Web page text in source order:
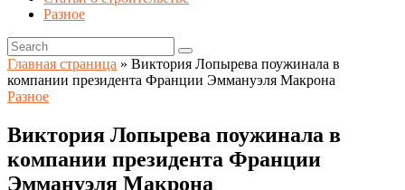
Разное
Главная страница » Виктория Лопырева поужинала в
компании президента Франции Эммануэля Макрона
Разное
Виктория Лопырева поужинала в
компании президента Франции
Эммануэля Макрона